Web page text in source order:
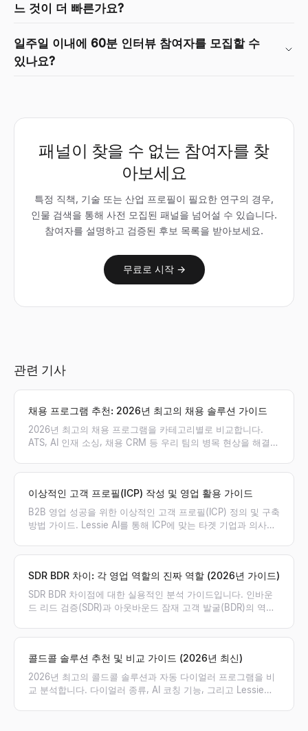
느 것이 더 빠른가요?
일주일 이내에 60분 인터뷰 참여자를 모집할 수
있나요?
패널이 찾을 수 없는 참여자를 찾
아보세요
특정 직책, 기술 또는 산업 프로필이 필요한 연구의 경우,
인물 검색을 통해 사전 모집된 패널을 넘어설 수 있습니다.
참여자를 설명하고 검증된 후보 목록을 받아보세요.
무료로 시작 →
관련 기사
채용 프로그램 추천: 2026년 최고의 채용 솔루션 가이드
2026년 최고의 채용 프로그램을 카테고리별로 비교합니다.
ATS, AI 인재 소싱, 채용 CRM 등 우리 팀의 병목 현상을 해결할
이상적인 고객 프로필(ICP) 작성 및 영업 활용 가이드
B2B 영업 성공을 위한 이상적인 고객 프로필(ICP) 정의 및 구축
방법 가이드. Lessie AI를 통해 ICP에 맞는 타겟 기업과 의사결
SDR BDR 차이: 각 영업 역할의 진짜 역할 (2026년 가이드)
SDR BDR 차이점에 대한 실용적인 분석 가이드입니다. 인바운
드 리드 검증(SDR)과 아웃바운드 잠재 고객 발굴(BDR)의 역할,
콜드콜 솔루션 추천 및 비교 가이드 (2026년 최신)
2026년 최고의 콜드콜 솔루션과 자동 다이얼러 프로그램을 비
교 분석합니다. 다이얼러 종류, AI 코칭 기능, 그리고 Lessie를